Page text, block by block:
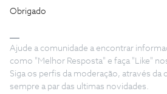
Obrigado
Ajude a comunidade a encontrar
como "Melhor Resposta" e faça "Like"
Siga os perfis da moderação, através da
sempre a par das ultimas novidades.